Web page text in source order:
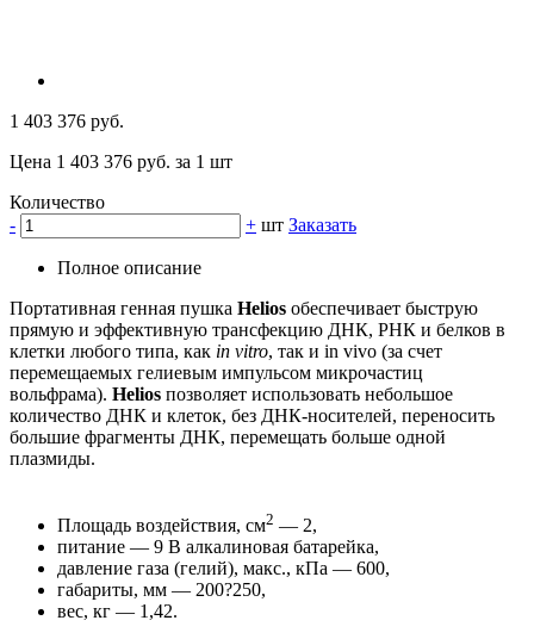
1 403 376 руб.
Цена 1 403 376 руб. за 1 шт
Количество
-
+ шт Заказать
Полное описание
Портативная генная пушка Helios обеспечивает быструю
прямую и эффективную трансфекцию ДНК, РНК и белков в
клетки любого типа, как in vitro, так и in vivo (за счет
перемещаемых гелиевым импульсом микрочастиц
вольфрама). Helios позволяет использовать небольшое
количество ДНК и клеток, без ДНК-носителей, переносить
большие фрагменты ДНК, перемещать больше одной
плазмиды.
Площадь воздействия, см2 — 2,
питание — 9 В алкалиновая батарейка,
давление газа (гелий), макс., кПа — 600,
габариты, мм — 200?250,
вес, кг — 1,42.